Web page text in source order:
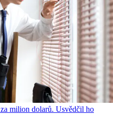
milion dolarů. Usvědčil ho